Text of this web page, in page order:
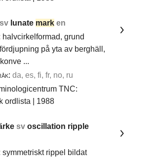
sv lunate mark en
halvcirkelformad, grund
på yta av berghäll,
...
da, es, fi, fr, no, ru
TNC:
ordlista | 1988
svoscillation ripple
symmetriskt rippel bildat